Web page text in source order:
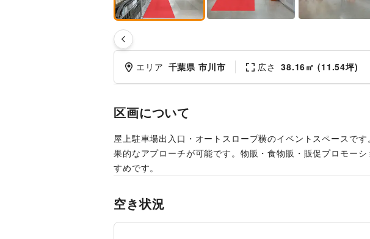
エリア 千葉県 市川市 広さ 38.16㎡ (11.54坪)
区画について
屋上駐車場出入口・オートスロープ横のイベントスペースで
果的なアプローチが可能です。物販・食物販・販促プロモー
すめです。
空き状況